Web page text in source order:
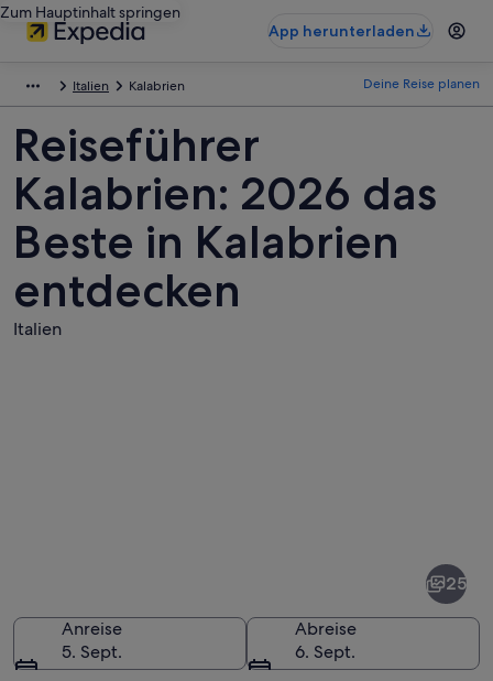
Zum Hauptinhalt springen
App herunterladen
Italien Kalabrien Deine Reise planen
Reiseführer
Kalabrien: 2026 das
Beste in Kalabrien
entdecken
Italien
25
Anreise
5. Sept.
Abreise
6. Sept.